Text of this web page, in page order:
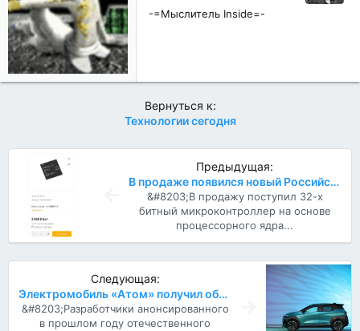
с
т
и
:
-=Мыслитель Inside=-
Вернуться к:
Технологии сегодня
Предыдущая:
В продаже появился новый Российский процессор MIK32 АМУР
&#8203;В продажу поступил 32-х
битный микроконтроллер на основе
процессорного ядра...
Следующая:
Электромобиль «Атом» получил обновлённый дизайн
&#8203;Разработчики анонсированного
в прошлом году отечественного